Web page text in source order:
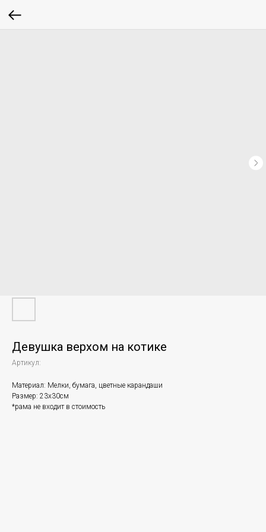
Девушка верхом на котике
Артикул:
Материал: Мелки, бумага, цветные карандаши
Размер: 23х30см
*рама не входит в стоимость